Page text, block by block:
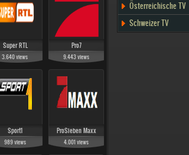
Super RTL
3.640views
Pro7
9.443views
Sport1
989views
ProSieben Maxx
4.001views
Österreichische TV
Schweizer TV